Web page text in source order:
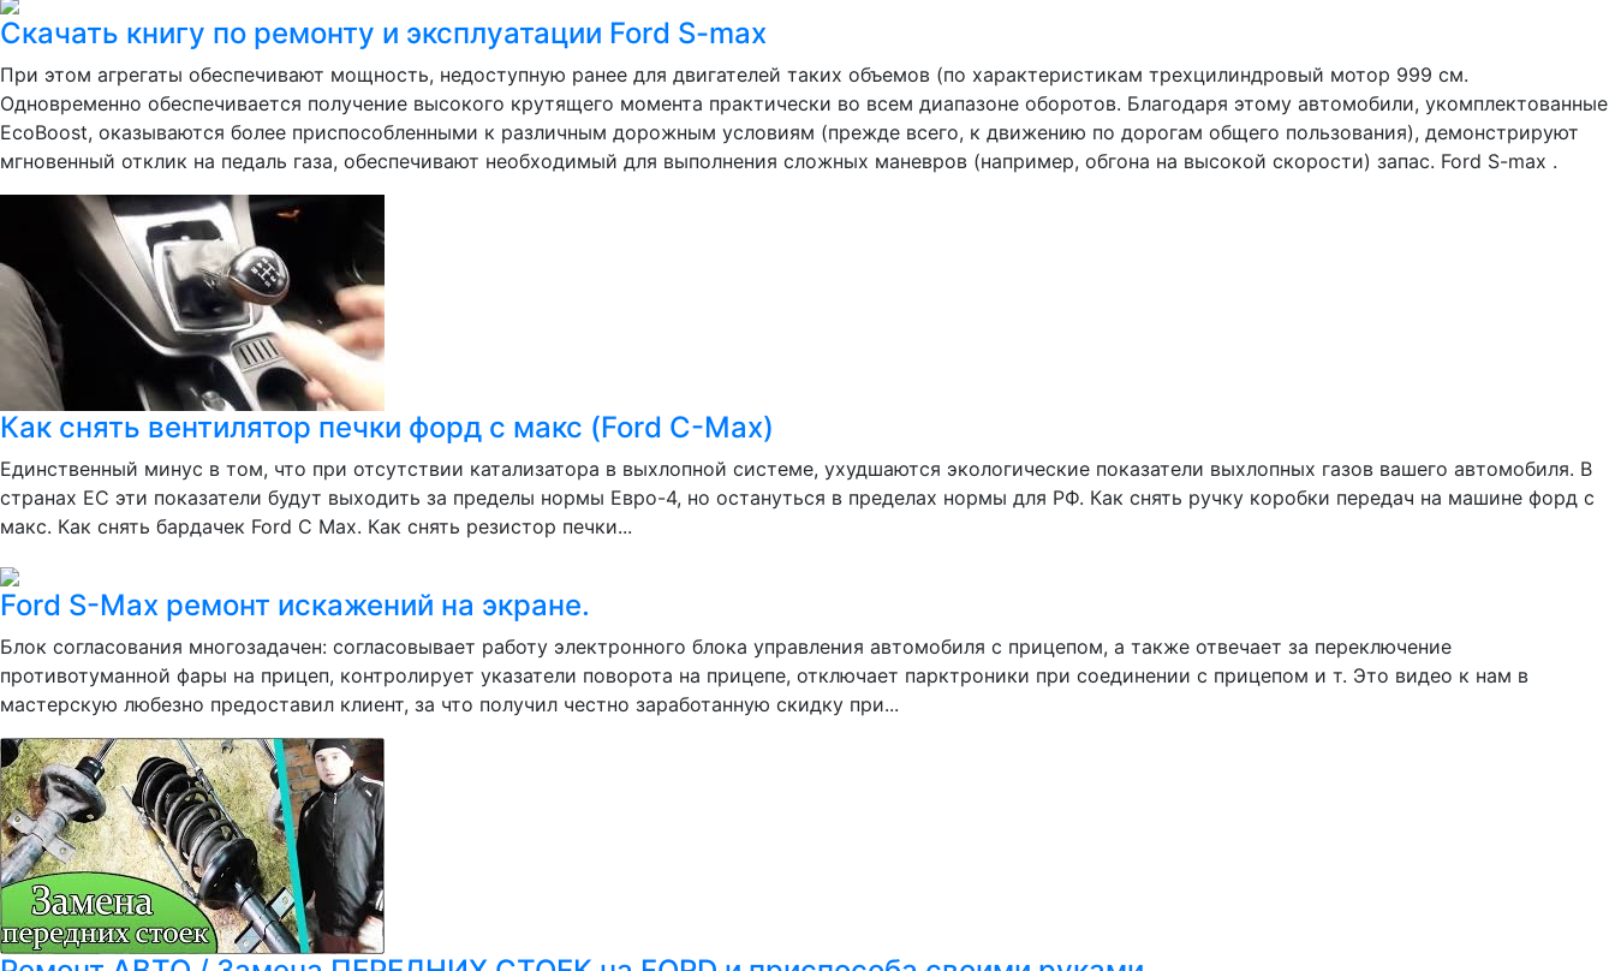
Скачать книгу по ремонту и эксплуатации Ford S-max
При этом агрегаты обеспечивают мощность, недоступную ранее для двигателей таких объемов (по характеристикам трехцилиндровый мотор 999 см.
Одновременно обеспечивается получение высокого крутящего момента практически во всем диапазоне оборотов. Благодаря этому автомобили, укомплектованные
EcoBoost, оказываются более приспособленными к различным дорожным условиям (прежде всего, к движению по дорогам общего пользования), демонстрируют
мгновенный отклик на педаль газа, обеспечивают необходимый для выполнения сложных маневров (например, обгона на высокой скорости) запас. Ford S-max .
Как снять вентилятор печки форд с макс (Ford C-Max)
Единственный минус в том, что при отсутствии катализатора в выхлопной системе, ухудшаются экологические показатели выхлопных газов вашего автомобиля. В
странах ЕС эти показатели будут выходить за пределы нормы Евро-4, но остануться в пределах нормы для РФ. Как снять ручку коробки передач на машине форд с
макс. Как снять бардачек Ford C Max. Как снять резистор печки...
Ford S-Max ремонт искажений на экране.
Блок согласования многозадачен: согласовывает работу электронного блока управления автомобиля с прицепом, а также отвечает за переключение
противотуманной фары на прицеп, контролирует указатели поворота на прицепе, отключает парктроники при соединении с прицепом и т. Это видео к нам в
мастерскую любезно предоставил клиент, за что получил честно заработанную скидку при...